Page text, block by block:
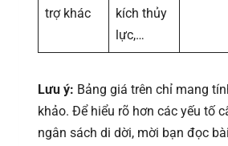
trợ khác
kích thủy
lực,…
Lưu ý: Bảng giá trên chỉ mang
khảo. Để hiểu rõ hơn các yếu tố
ngân sách di dời, mời bạn đọc